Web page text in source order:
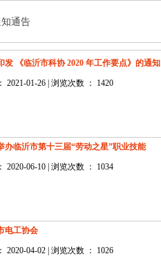
通告
发 《临沂市科协 2020 年工作要点》的通知
2021-01-26 | 浏览次数 ： 1420
办临沂市第十三届“劳动之星”职业技能
2020-06-10 | 浏览次数 ： 1034
电工协会
2020-04-02 | 浏览次数 ： 1026